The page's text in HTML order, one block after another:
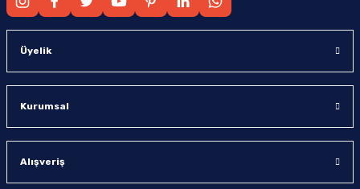
Üyelik
Kurumsal
Alışveriş